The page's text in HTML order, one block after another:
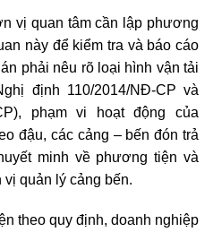
vị quan tâm cần lập phương
này để kiểm tra và báo cáo
phải nêu rõ loại hình vận tải
định 110/2014/NĐ-CP và
phạm vi hoạt động của
đậu, các cảng – bến đón trả
minh về phương tiện và
quản lý cảng bến.
theo quy định, doanh nghiệp